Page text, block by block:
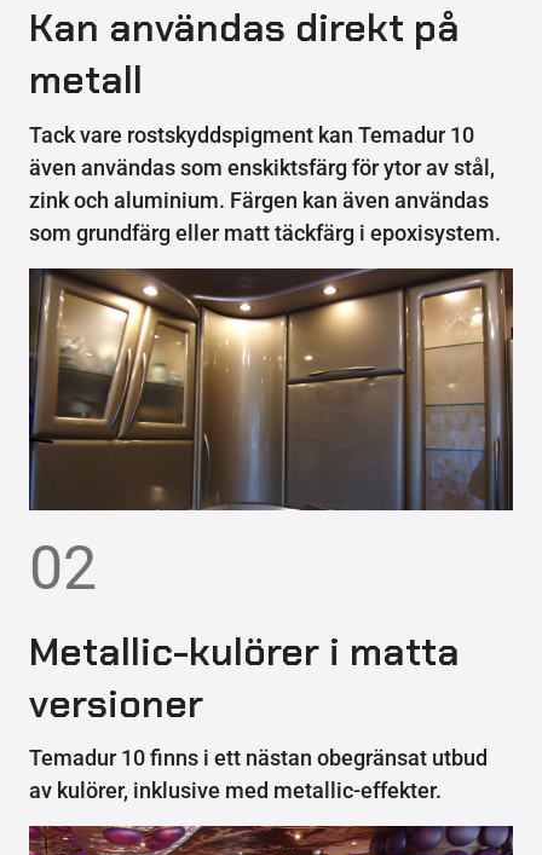
Kan användas direkt på
metall
Tack vare rostskyddspigment kan Temadur 10
även användas som enskiktsfärg för ytor av stål,
zink och aluminium. Färgen kan även användas
som grundfärg eller matt täckfärg i epoxisystem.
02
Metallic-kulörer i matta
versioner
Temadur 10 finns i ett nästan obegränsat utbud
av kulörer, inklusive med metallic-effekter.